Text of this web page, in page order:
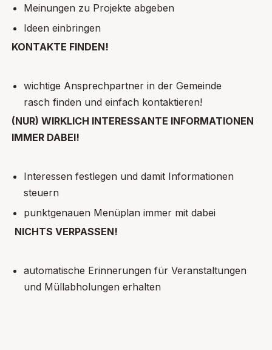
Meinungen zu Projekte abgeben
Ideen einbringen
KONTAKTE FINDEN!
wichtige Ansprechpartner in der Gemeinde
rasch finden und einfach kontaktieren!
(NUR) WIRKLICH INTERESSANTE INFORMATIONEN
IMMER DABEI!
Interessen festlegen und damit Informationen
steuern
punktgenauen Menüplan immer mit dabei
NICHTS VERPASSEN!
automatische Erinnerungen für Veranstaltungen
und Müllabholungen erhalten